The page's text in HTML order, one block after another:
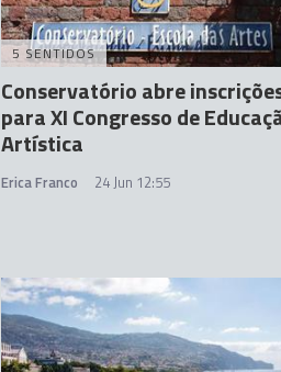
5 SENTIDOS
Conservatório abre
para XI Congresso de
Artística
Erica Franco 24 Jun 12:55